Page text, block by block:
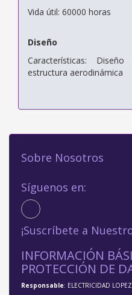
Vida útil: 60000 horas
Diseño
Características:
estructura aerodinámica
Sobre Nosotros
Síguenos en:
¡Suscríbete a
INFORMACIÓN
PROTECCIÓN DE
Responsable: ELECTRICIDAD